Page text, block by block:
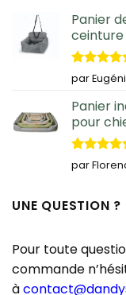
Panier
Note5
5
par
Panier
pour
Note5
5
par
UNE QUESTION ?
Pour toute
commande
à